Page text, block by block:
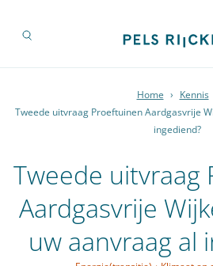
Home › Kennis
Tweede uitvraag Proeftuinen Aardgasvrije
ingediend?
Tweede uitvraag
Aardgasvrije
uw aanvraag al